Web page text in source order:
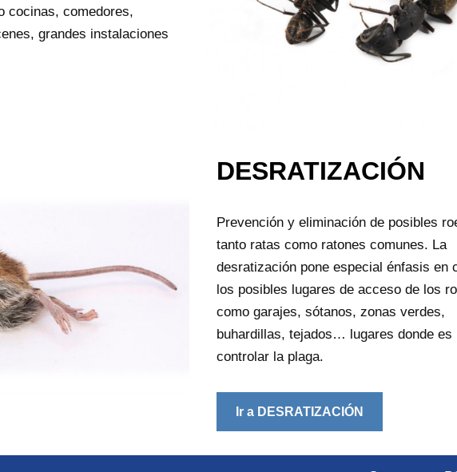
cocinas, comedores,
grandes instalaciones
DESRATIZACIÓN
Prevención y eliminación de posibles
tanto ratas como ratones comunes. La
desratización pone especial énfasis en
los posibles lugares de acceso de los
como garajes, sótanos, zonas verdes,
buhardillas, tejados… lugares donde es
controlar la plaga.
Ir a DESRATIZACIÓN